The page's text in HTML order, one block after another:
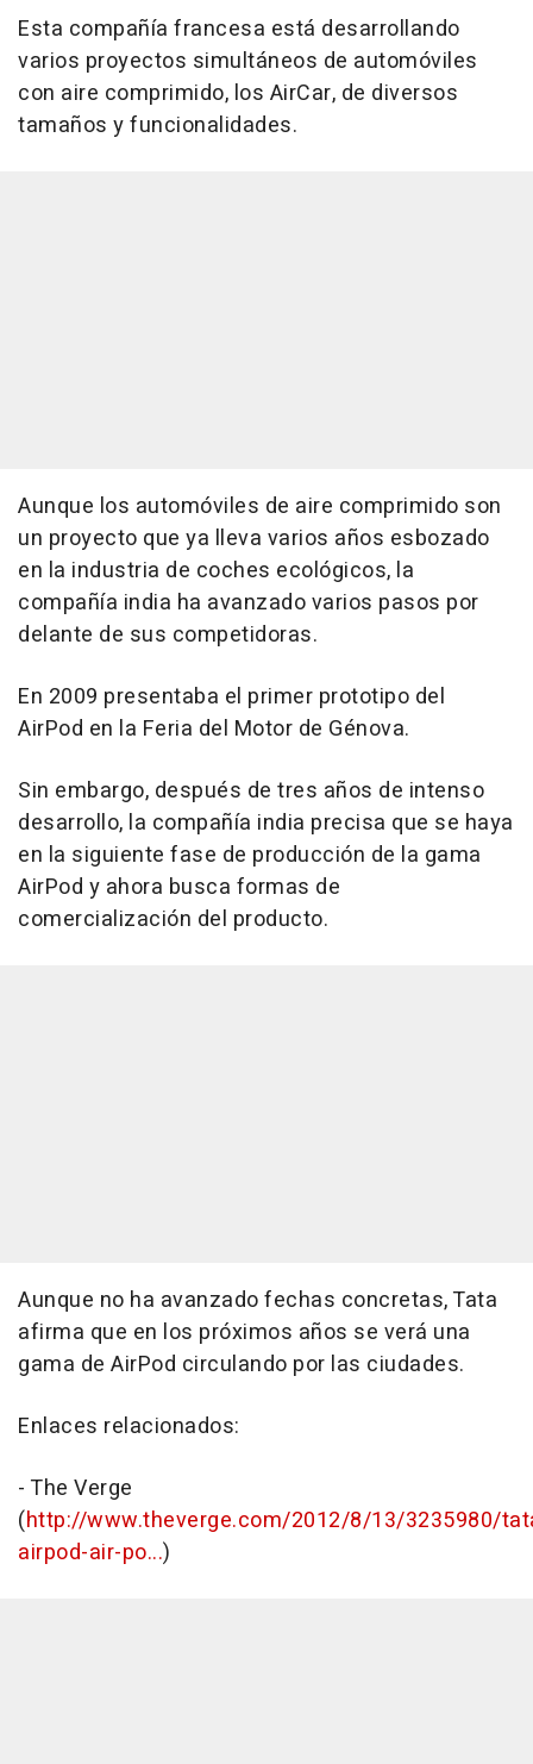
Esta compañía francesa está desarrollando
varios proyectos simultáneos de automóviles
con aire comprimido, los AirCar, de diversos
tamaños y funcionalidades.
Aunque los automóviles de aire comprimido son
un proyecto que ya lleva varios años esbozado
en la industria de coches ecológicos, la
compañía india ha avanzado varios pasos por
delante de sus competidoras.
En 2009 presentaba el primer prototipo del
AirPod en la Feria del Motor de Génova.
Sin embargo, después de tres años de intenso
desarrollo, la compañía india precisa que se haya
en la siguiente fase de producción de la gama
AirPod y ahora busca formas de
comercialización del producto.
Aunque no ha avanzado fechas concretas, Tata
afirma que en los próximos años se verá una
gama de AirPod circulando por las ciudades.
Enlaces relacionados:
- The Verge
(http://www.theverge.com/2012/8/13/3235980/
airpod-air-po...)